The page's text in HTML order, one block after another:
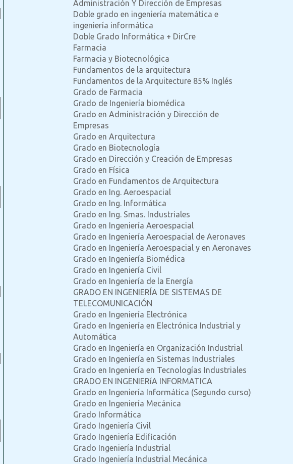
Administración Y Dirección de Empresas
Doble grado en ingeniería matemática e
ingeniería informática
Doble Grado Informática + DirCre
Farmacia
Farmacia y Biotecnológica
Fundamentos de la arquitectura
Fundamentos de la Arquitecture 85% Inglés
Grado de Farmacia
Grado de Ingeniería biomédica
Grado en Administración y Dirección de
Empresas
Grado en Arquitectura
Grado en Biotecnología
Grado en Dirección y Creación de Empresas
Grado en Física
Grado en Fundamentos de Arquitectura
Grado en Ing. Aeroespacial
Grado en Ing. Informática
Grado en Ing. Smas. Industriales
Grado en Ingeniería Aeroespacial
Grado en Ingeniería Aeroespacial de Aeronaves
Grado en Ingeniería Aeroespacial y en Aeronaves
Grado en Ingeniería Biomédica
Grado en Ingeniería Civil
Grado en Ingeniería de la Energía
GRADO EN INGENIERÍA DE SISTEMAS DE
TELECOMUNICACIÓN
Grado en Ingeniería Electrónica
Grado en Ingeniería en Electrónica Industrial y
Automática
Grado en Ingeniería en Organización Industrial
Grado en Ingeniería en Sistemas Industriales
Grado en Ingeniería en Tecnologías Industriales
GRADO EN INGENIERíA INFORMATICA
Grado en Ingeniería Informática (Segundo curso)
Grado en Ingeniería Mecánica
Grado Informática
Grado Ingeniería Civil
Grado Ingeniería Edificación
Grado Ingeniería Industrial
Grado Ingeniería Industrial Mecánica